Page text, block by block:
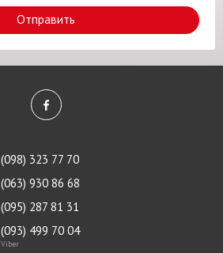
Отправить
(098) 323 77 70
(063) 930 86 68
(095) 287 81 31
(093) 499 70 04
Viber